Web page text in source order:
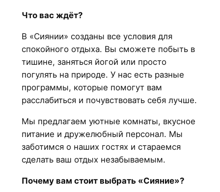
Что вас ждёт?
В «Сиянии» созданы все условия для
спокойного отдыха. Вы сможете побыть в
тишине, заняться йогой или просто
погулять на природе. У нас есть разные
программы, которые помогут вам
расслабиться и почувствовать себя лучше.
Мы предлагаем уютные комнаты, вкусное
питание и дружелюбный персонал. Мы
заботимся о наших гостях и стараемся
сделать ваш отдых незабываемым.
Почему вам стоит выбрать «Сияние»?